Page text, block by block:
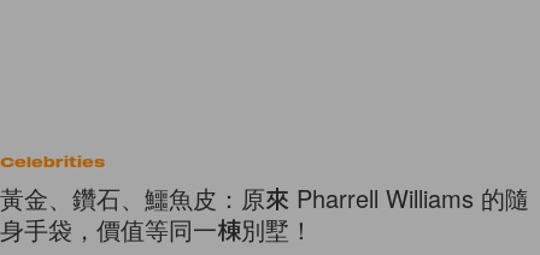
Celebrities
黃金、鑽石、鱷魚皮：原來 Pharrell Williams 的隨
身手袋，價值等同一棟別墅！